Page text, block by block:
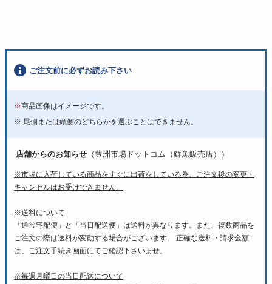
ご注文前に必ずお読み下さい
※商品画像はイメージです。
※ 尾側または頭側のどちらかを選ぶことはできません。
店舗からのお知らせ （豊洲市場ドットコム（鮮魚販売店））
※市場に入荷している商品をすぐに出荷をしている為、ご注文後の変更・
キャンセルはお受けできません。
※送料について
「通常宅配便」と「当日配送便」は送料が異なります。また、複数商品を
ご注文の際は送料が変動する場合がございます。 正確な送料・請求金額
は、ご注文手続き画面にてご確認下さいませ。
※毎週月曜日の当日配送について